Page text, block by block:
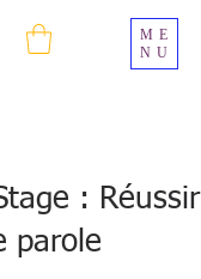
ME
NU
: Réussir
parole